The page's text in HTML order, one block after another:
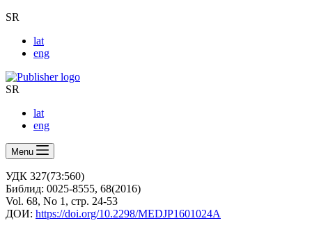
SR
lat
eng
SR
lat
eng
Menu
УДК 327(73:560)
Библид: 0025-8555, 68(2016)
Vol. 68, No 1, стр. 24-53
ДОИ: https://doi.org/10.2298/MEDJP1601024A